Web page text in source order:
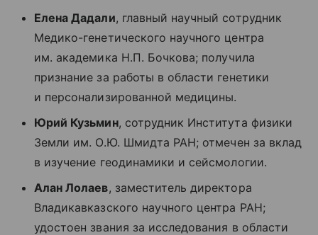
Елена Дадали, главный научный сотрудник
Медико-генетического научного центра
им. академика Н.П. Бочкова; получила
признание за работы в области генетики
и персонализированной медицины.
Юрий Кузьмин, сотрудник Института физики
Земли им. О.Ю. Шмидта РАН; отмечен за вклад
в изучение геодинамики и сейсмологии.
Алан Лолаев, заместитель директора
Владикавказского научного центра РАН;
удостоен звания за исследования в области